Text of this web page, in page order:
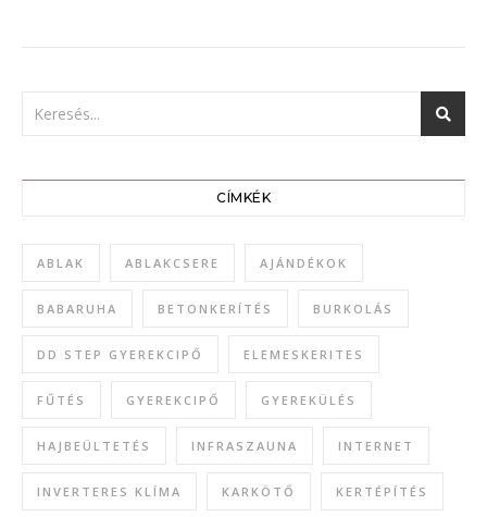
CÍMKÉK
ABLAK ABLAKCSERE AJÁNDÉKOK
BABARUHA BETONKERÍTÉS BURKOLÁS
DD STEP GYEREKCIPŐ ELEMESKERITES
FŰTÉS GYEREKCIPŐ GYEREKÜLÉS
HAJBEÜLTETÉS INFRASZAUNA INTERNET
INVERTERES KLÍMA KARKÖTŐ KERTÉPÍTÉS